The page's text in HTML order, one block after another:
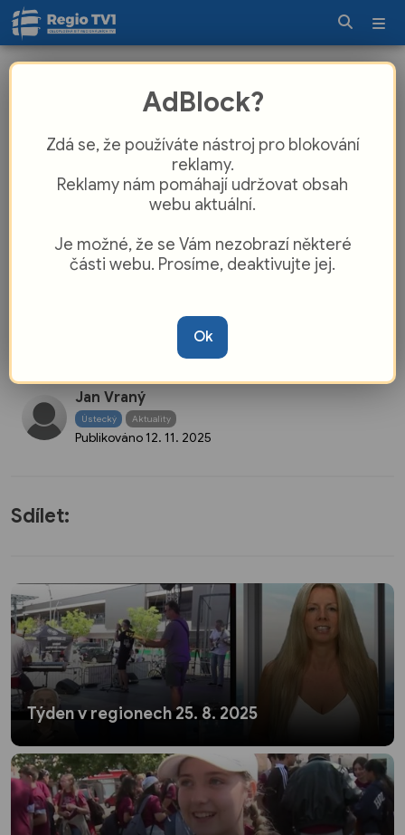
Jan Vraný
Ústecký Aktuality
Publikováno 12. 11. 2025
Sdílet:
Týden v regionech 25. 8. 2025
AdBlock?
Zdá se, že používáte nástroj pro blokování
reklamy.
Reklamy nám pomáhají udržovat obsah
webu aktuální.
Je možné, že se Vám nezobrazí některé
části webu. Prosíme, deaktivujte jej.
Ok